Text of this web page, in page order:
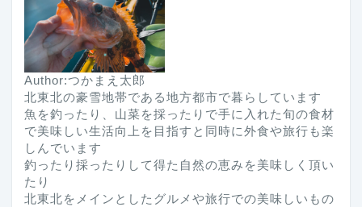
Author:つかまえ太郎
北東北の豪雪地帯である地方都市で暮らしています
魚を釣ったり、山菜を採ったりで手に入れた旬の食材
で美味しい生活向上を目指すと同時に外食や旅行も楽
しんでいます
釣ったり採ったりして得た自然の恵みを美味しく頂い
たり
北東北をメインとしたグルメや旅行での美味しいもの